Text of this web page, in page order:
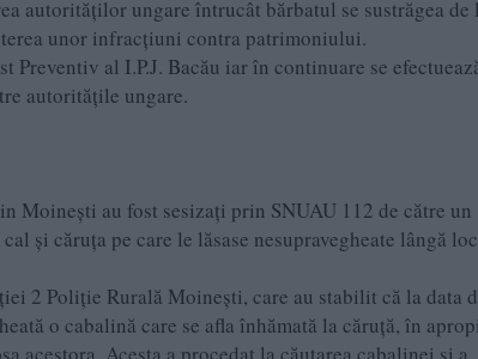
autorităţilor ungare întrucât bărbatul se sustrăgea de
unor infracţiuni contra patrimoniului.
al I.P.J. Bacău iar în continuare se
autorităţile ungare.
au fost sesizaţi prin SNUAU 112 de către un
şi căruţa pe care le lăsase nesupravegheate lângă
Poliţie Rurală Moineşti, care au stabilit că la data
o cabalină care se afla înhămată la căruţă, în
Acesta a procedat la căutarea cabalinei şi a